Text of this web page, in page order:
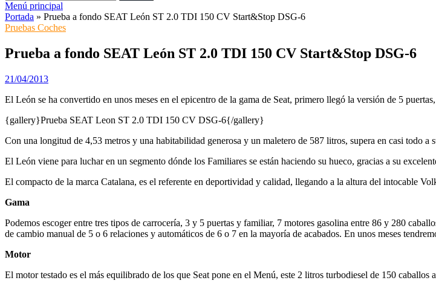
Menú principal
Portada » Prueba a fondo SEAT León ST 2.0 TDI 150 CV Start&Stop DSG-6
Pruebas Coches
Prueba a fondo SEAT León ST 2.0 TDI 150 CV Start&Stop DSG-6
21/04/2013
El León se ha convertido en unos meses en el epicentro de la gama de Seat, primero llegó la versión de 5
{gallery}Prueba SEAT Leon ST 2.0 TDI 150 CV DSG-6{/gallery}
Con una longitud de 4,53 metros y una habitabilidad generosa y un maletero de 587 litros, supera en casi todo a
El León viene para luchar en un segmento dónde los Familiares se están haciendo su hueco, gracias a su
El compacto de la marca Catalana, es el referente en deportividad y calidad, llegando a la altura del intocable
Gama
Podemos escoger entre tres tipos de carrocería, 3 y 5 puertas y familiar, 7 motores gasolina entre 86 y 280
de cambio manual de 5 o 6 relaciones y automáticos de 6 o 7 en la mayoría de acabados. En unos meses
Motor
El motor testado es el más equilibrado de los que Seat pone en el Menú, este 2 litros turbodiesel de 150 caballos